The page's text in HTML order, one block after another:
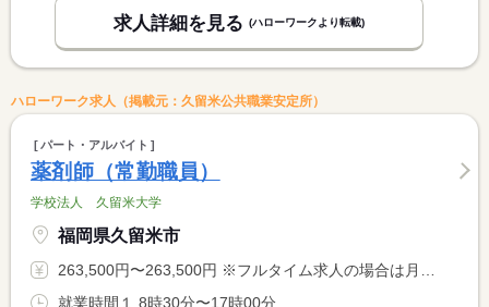
求人詳細を見る (ハローワークより転載)
ハローワーク求人（掲載元：久留米公共職業安定所）
パート・アルバイト
薬剤師（常勤職員）
学校法人 久留米大学
福岡県久留米市
263,500円〜263,500円 ※フルタイム求人の場合は月額（換算額）、パート求人の場合は時間額を表示しています。
就業時間１ 8時30分〜17時00分